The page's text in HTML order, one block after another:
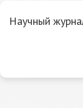
Научный